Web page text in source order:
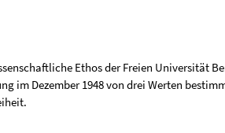
Ethos der Freien Universität
im Dezember 1948 von drei Werten